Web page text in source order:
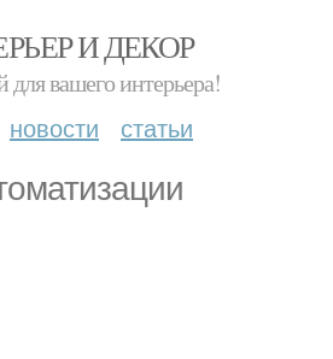
И ДЕКОР
для вашего интерьера!
новости статьи